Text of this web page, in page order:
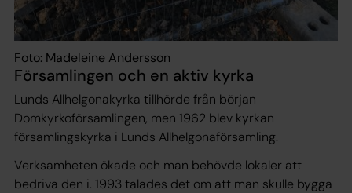
Foto: Madeleine Andersson
Församlingen och en aktiv kyrka
Lunds Allhelgonakyrka tillhörde från början
Domkyrkoförsamlingen, men 1962 blev kyrkan
församlingskyrka i Lunds Allhelgonaförsamling.
Verksamheten ökade och man behövde lokaler att
bedriva den i. 1993 talades det om att man skulle bygga